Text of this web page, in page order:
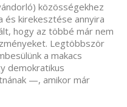
közösségekhez
és kirekesztése annyira
hogy az többé már nem
Legtöbbször
a makacs
demokratikus
—, amikor már